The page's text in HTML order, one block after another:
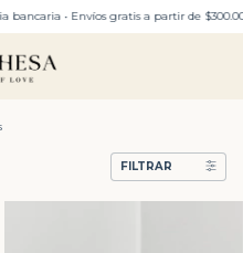
bancaria • Envíos gratis a partir de
FILTRAR